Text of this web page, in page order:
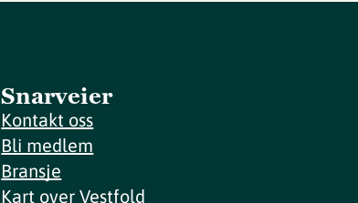
Snarveier
Kontakt oss
Bli medlem
Bransje
Kart over Vestfold